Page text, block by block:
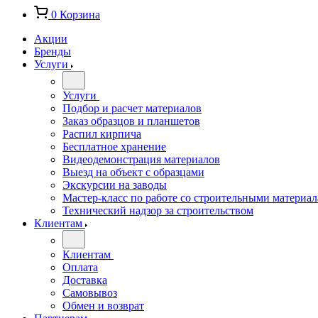
0 Корзина
Акции
Бренды
Услуги
Услуги
Подбор и расчет материалов
Заказ образцов и планшетов
Распил кирпича
Бесплатное хранение
Видеодемонстрация материалов
Выезд на объект с образцами
Экскурсии на заводы
Мастер-класс по работе со строительными
Технический надзор за строительством
Клиентам
Клиентам
Оплата
Доставка
Самовывоз
Обмен и возврат